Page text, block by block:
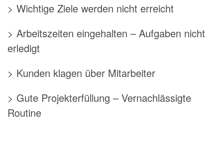
> Wichtige Ziele werden nicht erreicht
> Arbeitszeiten eingehalten – Aufgaben nicht
erledigt
> Kunden klagen über Mitarbeiter
> Gute Projekterfüllung – Vernachlässigte
Routine